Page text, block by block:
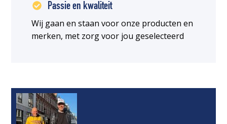
Passie en kwaliteit
Wij gaan en staan voor onze producten en
merken, met zorg voor jou geselecteerd